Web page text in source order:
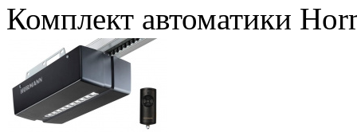
Комплект автоматики